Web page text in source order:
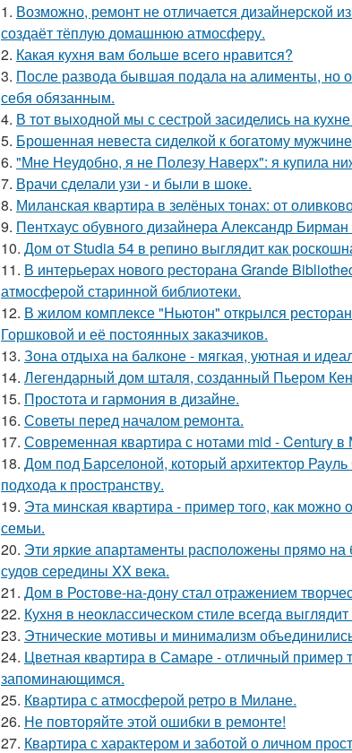
1. Возможно, ремонт не отличается дизайнерской
создаёт тёплую домашнюю атмосферу.
2. Какая кухня вам больше всего нравится?
3. После развода бывшая подала на алименты, но
себя обязанным.
4. В тот выходной мы с сестрой засиделись на
5. Брошенная невеста сиделкой к богатому
6. "Мне Неудобно, я не Полезу Наверх": я купила
7. Врачи сделали узи - и были в шоке.
8. Миланская квартира в зелёных тонах: от
9. Пентхаус обувного дизайнера Александр
10. Дом от Studia 54 в репино выглядит как
11. В интерьерах нового ресторана Grande
атмосферой старинной библиотеки.
12. В жилом комплексе "Ньютон" открылся
Горшковой и её постоянных заказчиков.
13. Зона отдыха на балконе - мягкая, уютная и
14. Легендарный дом шталя, созданный Пьером
15. Простота и гармония в дизайне.
16. Советы перед началом ремонта.
17. Современная квартира с нотами mid - Century в
18. Дом под Барселоной, который архитектор
подхода к пространству.
19. Эта минская квартира - пример того, как можно
семьи.
20. Эти яркие апартаменты расположены прямо на
судов середины XX века.
21. Дом в Ростове-на-дону стал отражением
22. Кухня в неоклассическом стиле всегда
23. Этнические мотивы и минимализм
24. Цветная квартира в Самаре - отличный пример
запоминающимся.
25. Квартира с атмосферой ретро в Милане.
26. Не повторяйте этой ошибки в ремонте!
27. Квартира с характером и заботой о личном